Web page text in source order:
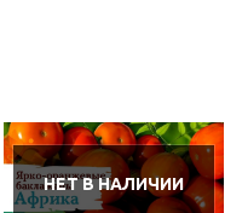
НЕТ В НАЛИЧИИ